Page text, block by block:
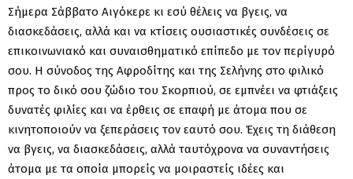
Σήμερα Σάββατο Αιγόκερε κι εσύ θέλεις να βγεις, να
διασκεδάσεις, αλλά και να κτίσεις ουσιαστικές συνδέσεις σε
επικοινωνιακό και συναισθηματικό επίπεδο με τον περίγυρό
σου. Η σύνοδος της Αφροδίτης και της Σελήνης στο φιλικό
προς το δικό σου ζώδιο του Σκορπιού, σε εμπνέει να φτιάξεις
δυνατές φιλίες και να έρθεις σε επαφή με άτομα που σε
κινητοποιούν να ξεπεράσεις τον εαυτό σου. Έχεις τη διάθεση
να βγεις, να διασκεδάσεις, αλλά ταυτόχρονα να συναντήσεις
άτομα με τα οποία μπορείς να μοιραστείς ιδέες και